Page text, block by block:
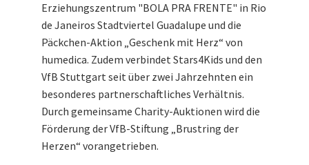
Erziehungszentrum "BOLA PRA FRENTE" in Rio
de Janeiros Stadtviertel Guadalupe und die
Päckchen-Aktion „Geschenk mit Herz“ von
humedica. Zudem verbindet Stars4Kids und den
VfB Stuttgart seit über zwei Jahrzehnten ein
besonderes partnerschaftliches Verhältnis.
Durch gemeinsame Charity-Auktionen wird die
Förderung der VfB-Stiftung „Brustring der
Herzen“ vorangetrieben.